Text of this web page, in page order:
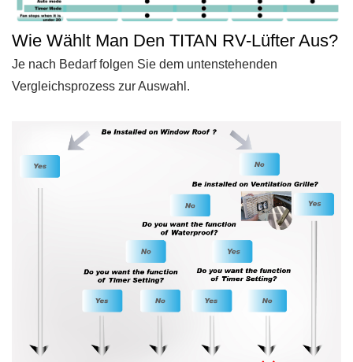
Wie Wählt Man Den TITAN RV-Lüfter Aus?
Je nach Bedarf folgen Sie dem untenstehenden
Vergleichsprozess zur Auswahl.